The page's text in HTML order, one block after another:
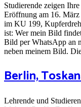
Studierende zeigen
Eröffnung am 16. März
im KU 199,
ist: Wer mein Bild
Bild per WhatsApp an
neben meinem Bild.
Berlin,
Lehrende und